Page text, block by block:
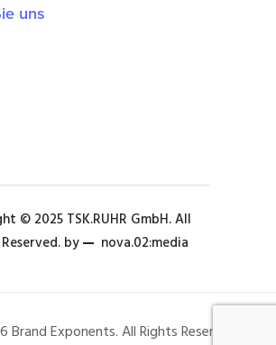
uns
© 2025 TSK.RUHR GmbH. All
by
nova.02:media
Exponents. All Rights Reserved